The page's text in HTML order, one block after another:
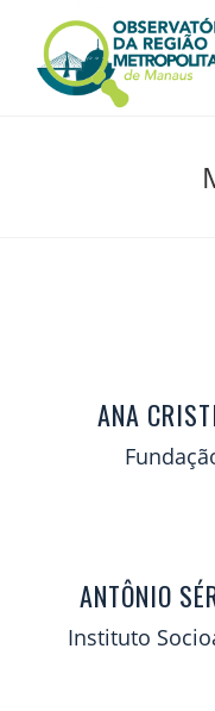
ANA
ANTÔNIO
Instituto